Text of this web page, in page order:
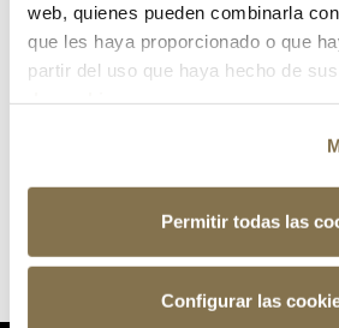
web, quienes pueden combinarla
que les haya proporcionado o que
partir del uso que haya hecho de
Permitir todas las
Configurar las